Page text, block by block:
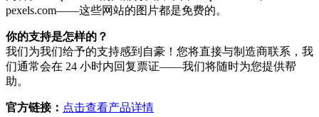
pexels.com——这些网站的图片都是免费的。
你的支持是怎样的？
我们为我们给予的支持感到自豪！您将直接与制造商联系，我
们通常会在 24 小时内回复票证——我们将随时为您提供帮
助。
官方链接： 点击查看产品详情